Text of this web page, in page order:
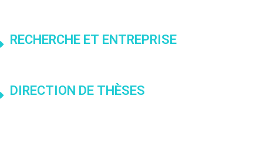
RECHERCHE ET ENTREPRISE
DIRECTION DE THÈSES